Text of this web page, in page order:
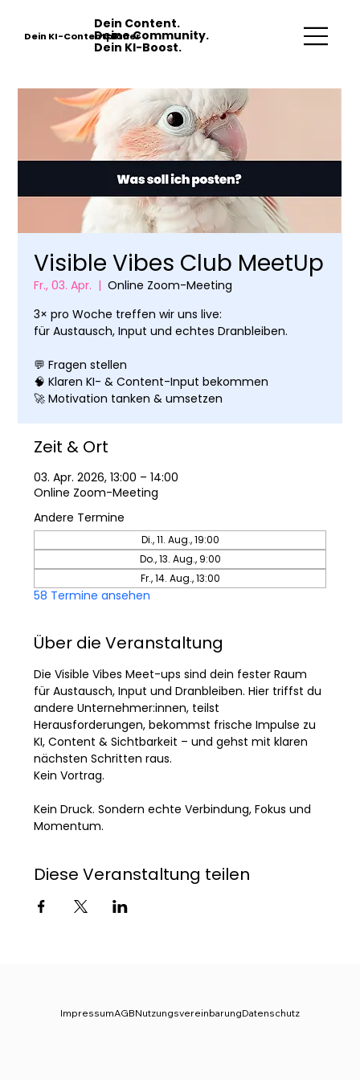
Dein Content.
Deine Community.
Dein KI-Boost.
Dein KI-Contentplaner
Visible Vibes Club MeetUp
Fr., 03. Apr.
  |
Online Zoom-Meeting
3× pro Woche treffen wir uns live:
für Austausch, Input und echtes Dranbleiben.
💬 Fragen stellen
🧠 Klaren KI- & Content-Input bekommen
🚀 Motivation tanken & umsetzen
Zeit & Ort
03. Apr. 2026, 13:00 – 14:00
Online Zoom-Meeting
Andere Termine
Di., 11. Aug., 19:00
Do., 13. Aug., 9:00
Fr., 14. Aug., 13:00
58 Termine ansehen
Über die Veranstaltung
Die Visible Vibes Meet-ups sind dein fester Raum
für Austausch, Input und Dranbleiben. Hier triffst du
andere Unternehmer:innen, teilst
Herausforderungen, bekommst frische Impulse zu
KI, Content & Sichtbarkeit – und gehst mit klaren
nächsten Schritten raus.
Kein Vortrag.
Kein Druck. Sondern echte Verbindung, Fokus und
Momentum.
Diese Veranstaltung teilen
Datenschutz
Nutzungsvereinbarung
AGB
Impressum